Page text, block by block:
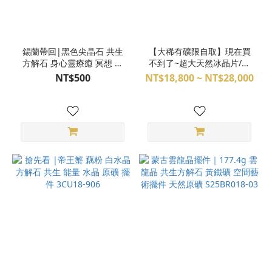
錫蘭帶回|黑色尖晶石 共生
方解石 身心靈療癒 冥想 空
間擺件 S24CJ17-002
NT$500
【大稀有礦限自取】現在買
不到了~超大天然冰晶片/透
石膏方解石共生擺件
NT$18,800 ~ NT$28,000